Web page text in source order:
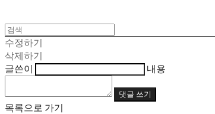
수정하기
삭제하기
글쓴이
내용
댓글 쓰기
목록으로 가기